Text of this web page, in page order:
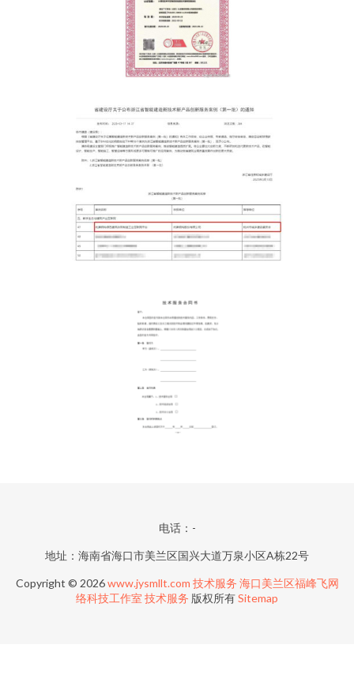
电话：-
地址：海南省海口市美兰区国兴大道万泉小区A栋22号
Copyright © 2026www.jysmllt.com 技术服务 海口美兰区福峰飞网
络科技工作室 技术服务 版权所有Sitemap